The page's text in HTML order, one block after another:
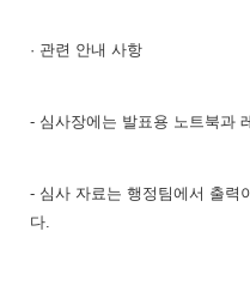
· 관련 안내 사항
- 심사장에는 발표용 노트북과
- 심사 자료는 행정팀에서 출력
다.